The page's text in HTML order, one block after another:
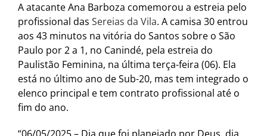
A atacante Ana Barboza comemorou a estreia pelo
profissional das Sereias da Vila. A camisa 30 entrou
aos 43 minutos na vitória do Santos sobre o São
Paulo por 2 a 1, no Canindé, pela estreia do
Paulistão Feminina, na última terça-feira (06). Ela
está no último ano de Sub-20, mas tem integrado o
elenco principal e tem contrato profissional até o
fim do ano.